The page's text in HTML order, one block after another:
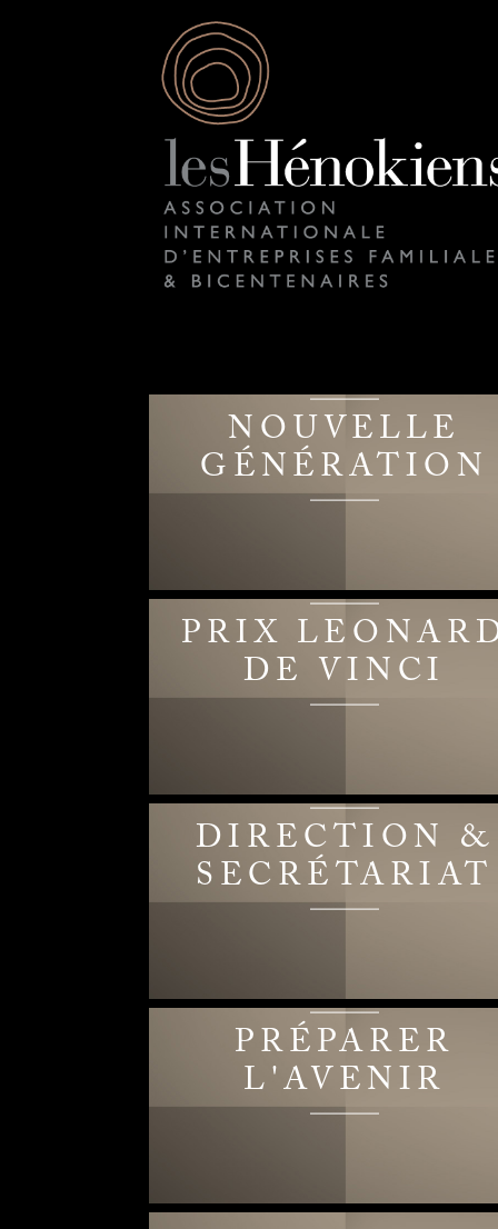
NOUVELLE
GÉNÉRATION
PRIX
DE VINCI
DIRECTION &
SECRÉTARIAT
PRÉPARER
L'AVENIR